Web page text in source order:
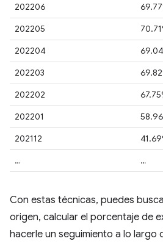
202206
202205
202204
202203
202202
202201
202112
…
…
Con estas técnicas, puedes
origen, calcular el porcentaje de
hacerle un seguimiento a lo largo